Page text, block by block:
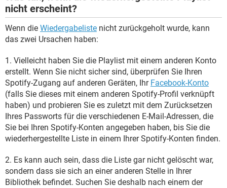
nicht erscheint?
Wenn die Wiedergabeliste nicht zurückgeholt wurde, kann
das zwei Ursachen haben:
1. Vielleicht haben Sie die Playlist mit einem anderen Konto
erstellt. Wenn Sie nicht sicher sind, überprüfen Sie Ihren
Spotify-Zugang auf anderen Geräten, Ihr Facebook-Konto
(falls Sie dieses mit einem anderen Spotify-Profil verknüpft
haben) und probieren Sie es zuletzt mit dem Zurücksetzen
Ihres Passworts für die verschiedenen E-Mail-Adressen, die
Sie bei Ihren Spotify-Konten angegeben haben, bis Sie die
wiederhergestellte Liste in einem Ihrer Spotify-Konten finden.
2. Es kann auch sein, dass die Liste gar nicht gelöscht war,
sondern dass sie sich an einer anderen Stelle in Ihrer
Bibliothek befindet. Suchen Sie deshalb nach einem der